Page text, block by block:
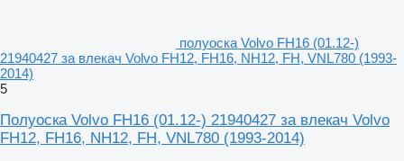
полуоска Volvo FH16 (01.12-)
21940427 за влекач Volvo FH12, FH16, NH12, FH, VNL780 (1993-
2014)
5
Полуоска Volvo FH16 (01.12-) 21940427 за влекач Volvo
FH12, FH16, NH12, FH, VNL780 (1993-2014)